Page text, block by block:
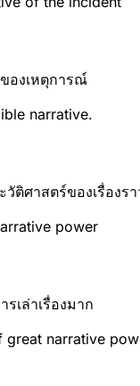
องเหตุการณ์
narrative.
ติศาสตร์ของเรื่องร
power
เล่าเรื่องมาก
great narrative